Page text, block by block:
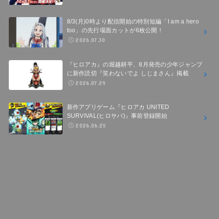
8/3(月)0時より配信開始の特別短編「I am a hero
too」の先行場面カットが6枚公開！
2026.07.30
『ヒロアカ』の堀越耕平、8月発売の少年ジャンプ
に新作読切『笑わないでよ しじまさん』掲載
2026.07.29
新作アプリゲーム『ヒロアカ UNITED
SURVIVAL(ヒロサバ)』事前登録開始
2026.06.25